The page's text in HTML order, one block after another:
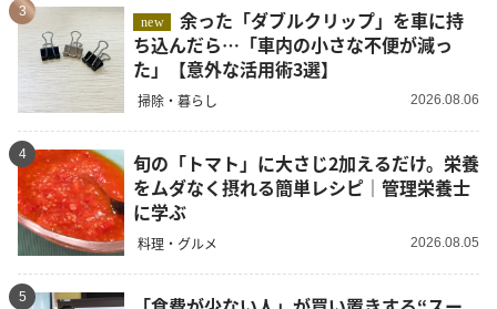
3
new
余った「ダブルクリップ」を車に持
ち込んだら…「車内の小さな不便が減っ
た」【意外な活用術3選】
掃除・暮らし 2026.08.06
4
旬の「トマト」に大さじ2加えるだけ。栄養
をムダなく摂れる簡単レシピ｜管理栄養士
に学ぶ
料理・グルメ 2026.08.05
5